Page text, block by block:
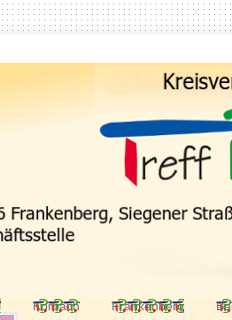
Korbach Frankenberg